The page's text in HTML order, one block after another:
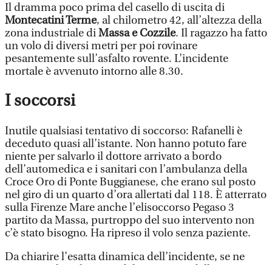
Il dramma poco prima del casello di uscita di
Montecatini Terme, al chilometro 42, all’altezza della
zona industriale diMassa e Cozzile. Il ragazzo ha fatto
un volo di diversi metri per poi rovinare
pesantemente sull’asfalto rovente. L’incidente
mortale è avvenuto intorno alle 8.30.
I soccorsi
Inutile qualsiasi tentativo di soccorso: Rafanelli è
deceduto quasi all’istante. Non hanno potuto fare
niente per salvarlo il dottore arrivato a bordo
dell’automedica e i sanitari con l’ambulanza della
Croce Oro di Ponte Buggianese, che erano sul posto
nel giro di un quarto d’ora allertati dal 118. È atterrato
sulla Firenze Mare anche l’elisoccorso Pegaso 3
partito da Massa, purtroppo del suo intervento non
c’è stato bisogno. Ha ripreso il volo senza paziente.
Da chiarire l’esatta dinamica dell’incidente, se ne